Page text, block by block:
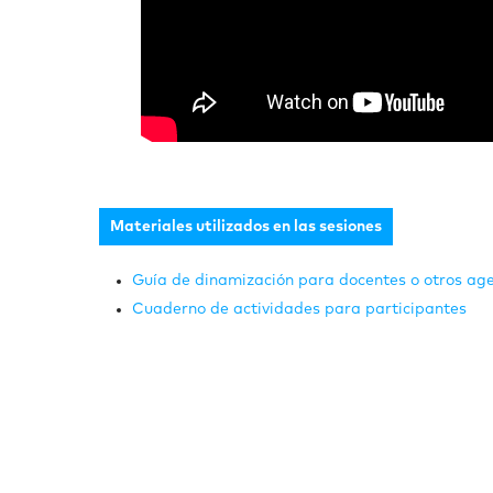
Materiales utilizados en las sesiones
Guía de dinamización para docentes o otros
Cuaderno de actividades para participantes